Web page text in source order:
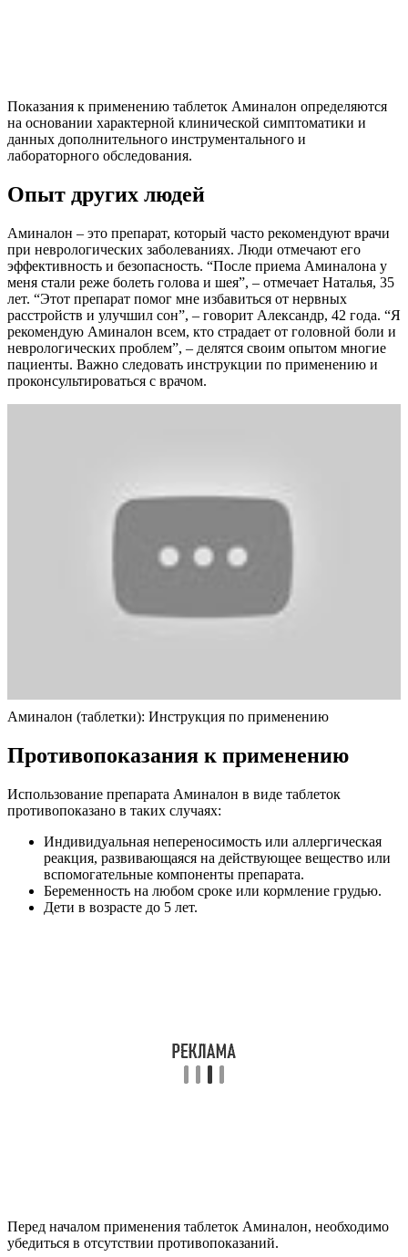
Показания к применению таблеток Аминалон определяются
на основании характерной клинической симптоматики и
данных дополнительного инструментального и
лабораторного обследования.
Опыт других людей
Аминалон – это препарат, который часто рекомендуют врачи
при неврологических заболеваниях. Люди отмечают его
эффективность и безопасность. “После приема Аминалона у
меня стали реже болеть голова и шея”, – отмечает Наталья, 35
лет. “Этот препарат помог мне избавиться от нервных
расстройств и улучшил сон”, – говорит Александр, 42 года. “Я
рекомендую Аминалон всем, кто страдает от головной боли и
неврологических проблем”, – делятся своим опытом многие
пациенты. Важно следовать инструкции по применению и
проконсультироваться с врачом.
Аминалон (таблетки): Инструкция по применению
Противопоказания к применению
Использование препарата Аминалон в виде таблеток
противопоказано в таких случаях:
Индивидуальная непереносимость или аллергическая
реакция, развивающаяся на действующее вещество или
вспомогательные компоненты препарата.
Беременность на любом сроке или кормление грудью.
Дети в возрасте до 5 лет.
Перед началом применения таблеток Аминалон, необходимо
убедиться в отсутствии противопоказаний.